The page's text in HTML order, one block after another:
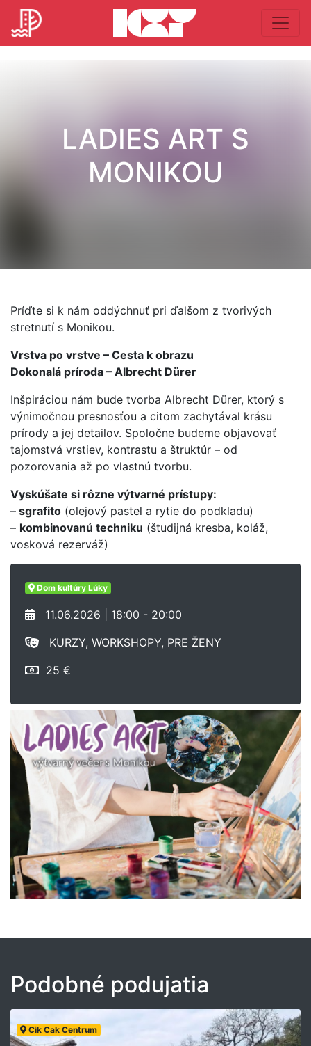
LADIES ART S
MONIKOU
Príďte si k nám oddýchnuť pri ďalšom z tvorivých
stretnutí s Monikou.
Vrstva po vrstve – Cesta k obrazu
Dokonalá príroda – Albrecht Dürer
Inšpiráciou nám bude tvorba Albrecht Dürer, ktorý s
výnimočnou presnosťou a citom zachytával krásu
prírody a jej detailov. Spoločne budeme objavovať
tajomstvá vrstiev, kontrastu a štruktúr – od
pozorovania až po vlastnú tvorbu.
Vyskúšate si rôzne výtvarné prístupy:
– sgrafito (olejový pastel a rytie do podkladu)
– kombinovanú techniku (študijná kresba, koláž,
vosková rezerváž)
Dom kultúry Lúky
11.06.2026 | 18:00 - 20:00
KURZY, WORKSHOPY, PRE ŽENY
25 €
Podobné podujatia
Cik Cak Centrum